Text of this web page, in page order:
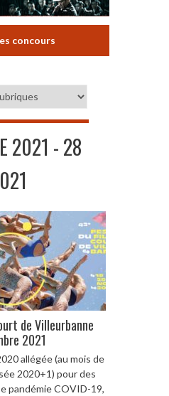
concours
2021 - 28
de Villeurbanne
2021
allégée (au mois de
2020+1) pour des
pandémie COVID-19,